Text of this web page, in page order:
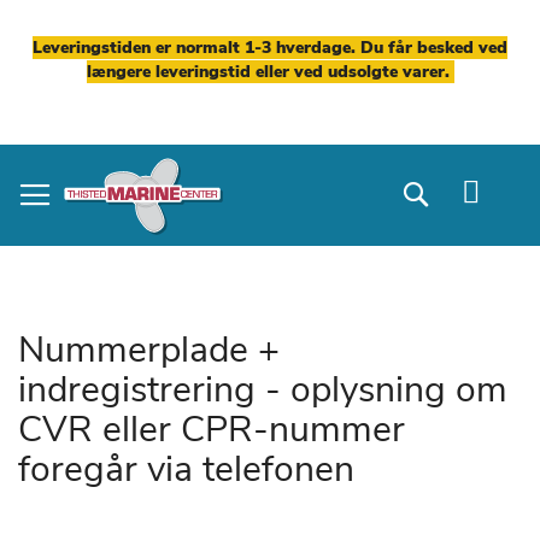
Leveringstiden er normalt 1-3 hverdage. Du får besked ved
længere leveringstid eller ved udsolgte varer.
to
Content
Search
Nummerplade +
indregistrering - oplysning om
CVR eller CPR-nummer
foregår via telefonen